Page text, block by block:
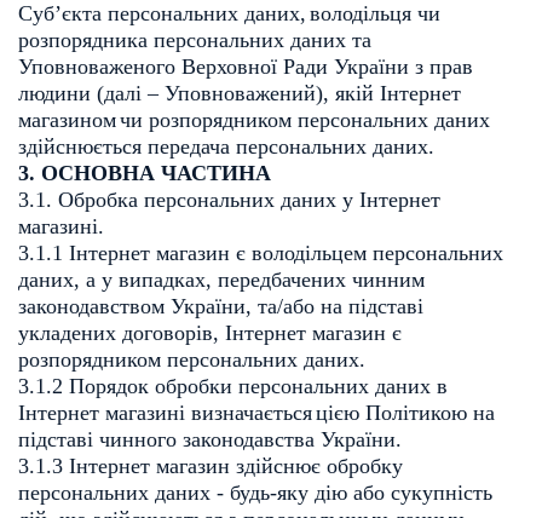
Суб’єкта персональних даних, володільця чи
розпорядника персональних даних та
Уповноваженого Верховної Ради України з прав
людини (далі – Уповноважений), якій Інтернет
магазиномчи розпорядником персональних даних
здійснюється передача персональних даних.
3. ОСНОВНА ЧАСТИНА
3.1. Обробка персональних даних у Інтернет
магазині.
3.1.1 Інтернет магазин є володільцем персональних
даних, а у випадках, передбачених чинним
законодавством України, та/або на підставі
укладених договорів, Інтернет магазин є
розпорядником персональних даних.
3.1.2 Порядок обробки персональних даних в
Інтернет магазині визначаєтьсяцією Політикою на
підставі чинного законодавства України.
3.1.3 Інтернет магазин здійснює обробку
персональних даних - будь-яку дію або сукупність